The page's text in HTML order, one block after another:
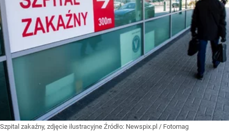
Szpital zakaźny, zdjęcie ilustracyjne Źródło: Newspix.pl / Fotomag